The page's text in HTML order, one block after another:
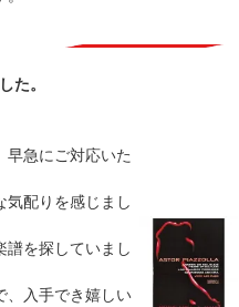
た。
早急にご対応いた
気配りを感じまし
譜を探していまし
、入手でき嬉しい